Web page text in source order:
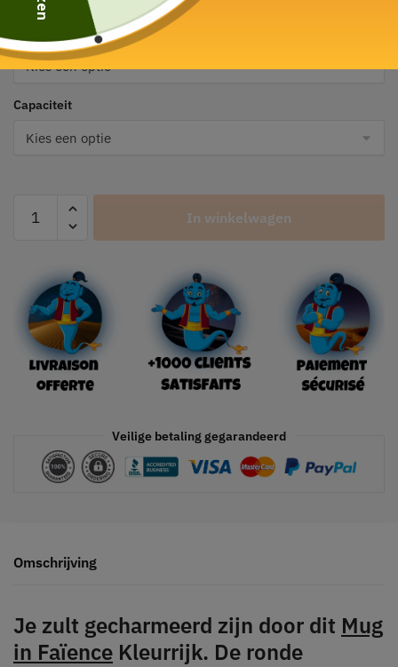
Capaciteit
In winkelwagen
Veilige betaling gegarandeerd
Omschrijving
Je zult gecharmeerd zijn door dit Mug
in Faïence Kleurrijk. De ronde